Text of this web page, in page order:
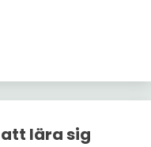
lära sig